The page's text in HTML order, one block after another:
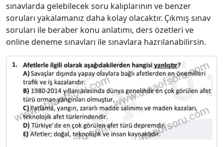
sınavlarda gelebilecek soru kalıplarının ve benzer
soruları yakalamanız daha kolay olacaktır. Çıkmış sınav
soruları ile beraber konu anlatımı, ders özetleri ve
online deneme sınavları ile sınavlara hazrılanabilirsin.